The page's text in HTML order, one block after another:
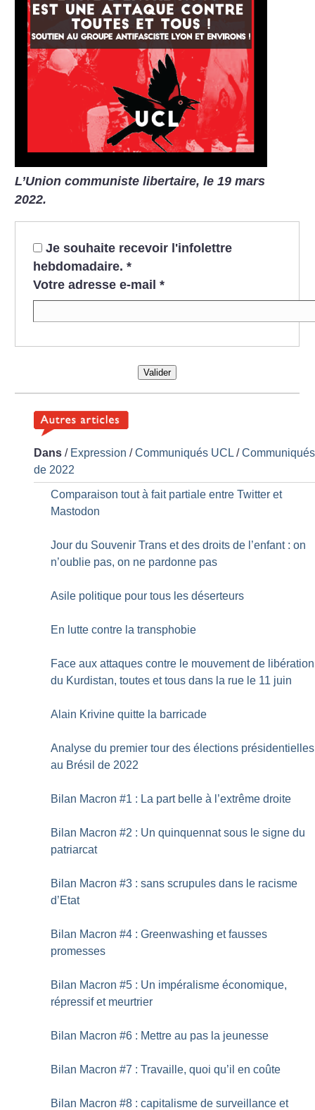
L’Union communiste libertaire, le 19 mars
2022.
Je souhaite recevoir l'infolettre
hebdomadaire. *
Votre adresse e-mail *
Valider
Dans / Expression /Communiqués UCL /Communiqués
de 2022
Comparaison tout à fait partiale entre Twitter et
Mastodon
Jour du Souvenir Trans et des droits de l’enfant : on
n’oublie pas, on ne pardonne pas
Asile politique pour tous les déserteurs
En lutte contre la transphobie
Face aux attaques contre le mouvement de libération
du Kurdistan, toutes et tous dans la rue le 11 juin
Alain Krivine quitte la barricade
Analyse du premier tour des élections présidentielles
au Brésil de 2022
Bilan Macron #1 : La part belle à l’extrême droite
Bilan Macron #2 : Un quinquennat sous le signe du
patriarcat
Bilan Macron #3 : sans scrupules dans le racisme
d’Etat
Bilan Macron #4 : Greenwashing et fausses
promesses
Bilan Macron #5 : Un impéralisme économique,
répressif et meurtrier
Bilan Macron #6 : Mettre au pas la jeunesse
Bilan Macron #7 : Travaille, quoi qu’il en coûte
Bilan Macron #8 : capitalisme de surveillance et